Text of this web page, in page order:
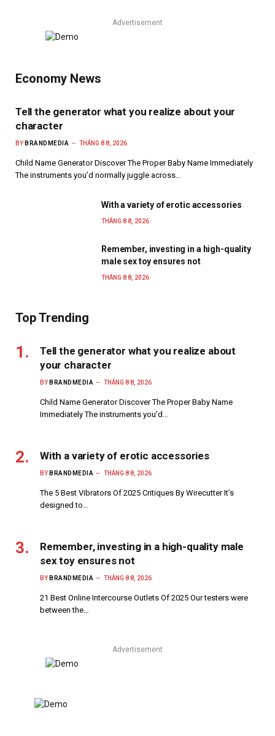
Advertisement
Economy News
Tell the generator what you realize about your
character
BY BRANDMEDIA THÁNG 8 8, 2026
Child Name Generator Discover The Proper Baby Name Immediately
The instruments you’d normally juggle across…
With a variety of erotic accessories
THÁNG 8 8, 2026
Remember, investing in a high-quality
male sex toy ensures not
THÁNG 8 8, 2026
Top Trending
Tell the generator what you realize about
your character
BY BRANDMEDIA THÁNG 8 8, 2026
Child Name Generator Discover The Proper Baby Name
Immediately The instruments you’d…
With a variety of erotic accessories
BY BRANDMEDIA THÁNG 8 8, 2026
The 5 Best Vibrators Of 2025 Critiques By Wirecutter It’s
designed to…
Remember, investing in a high-quality male
sex toy ensures not
BY BRANDMEDIA THÁNG 8 8, 2026
21 Best Online Intercourse Outlets Of 2025 Our testers were
between the…
Advertisement